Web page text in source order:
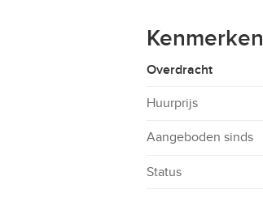
Kenmerken
Overdracht
Huurprijs
Aangeboden sinds
Status